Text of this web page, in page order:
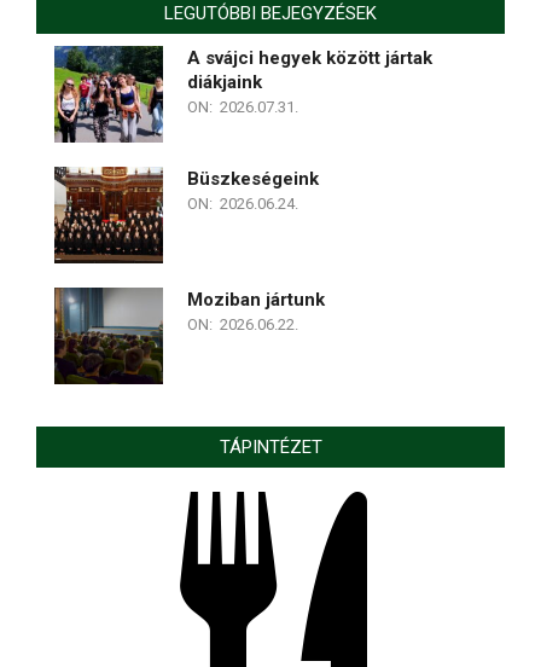
LEGUTÓBBI BEJEGYZÉSEK
A svájci hegyek között jártak
diákjaink
ON: 2026.07.31.
Büszkeségeink
ON: 2026.06.24.
Moziban jártunk
ON: 2026.06.22.
TÁPINTÉZET